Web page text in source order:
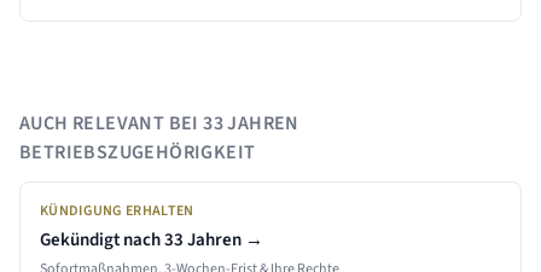
AUCH RELEVANT BEI33 JAHREN
BETRIEBSZUGEHÖRIGKEIT
KÜNDIGUNG ERHALTEN
Gekündigt nach33 Jahren →